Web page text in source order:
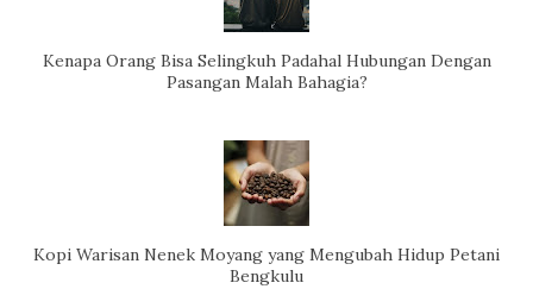
Kenapa Orang Bisa Selingkuh Padahal Hubungan Dengan
Pasangan Malah Bahagia?
Kopi Warisan Nenek Moyang yang Mengubah Hidup Petani
Bengkulu